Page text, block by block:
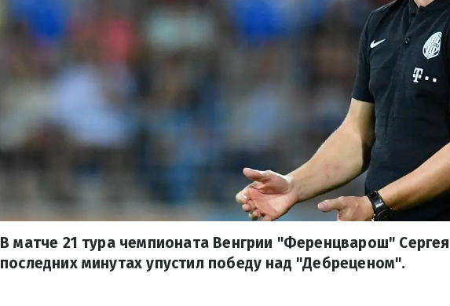
В матче 21 тура чемпионата Венгрии "Ференцварош"
последних минутах упустил победу над "Дебреценом".